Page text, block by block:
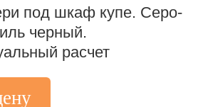
под шкаф купе. Серо-
черный.
расчет